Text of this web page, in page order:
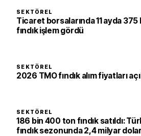
SEKTÖREL
Ticaret borsalarında 11 ayda 375
fındık işlem gördü
SEKTÖREL
2026 TMO fındık alım fiyatları
SEKTÖREL
186 bin 400 ton fındık satıldı:
fındık sezonunda 2,4 milyar